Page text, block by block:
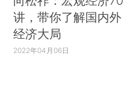
讲，带你了解国内外
经济大局
2022年04月06日